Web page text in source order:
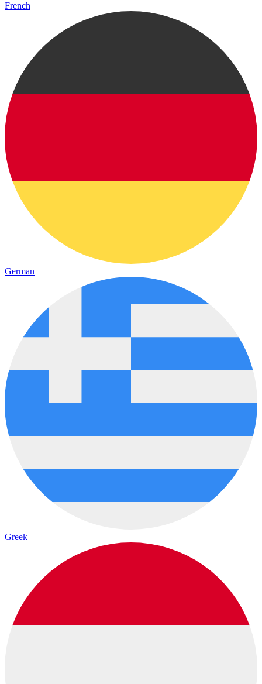
French
German
Greek